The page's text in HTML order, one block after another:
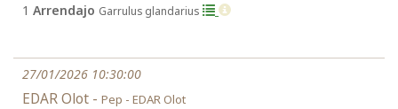
1 Arrendajo Garrulus glandarius
27/01/2026 10:30:00
EDAR Olot - Pep - EDAR Olot